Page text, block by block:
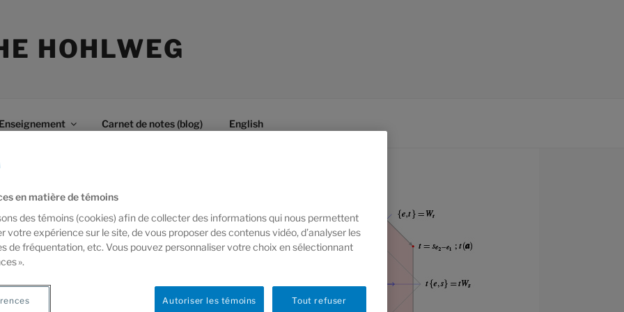
HOHLWEG
Enseignement Carnet de notes (blog) English
en matière de témoins
des témoins (cookies) afin de collecter des informations qui nous permettent
votre expérience sur le site, de vous proposer des contenus vidéo, d’analyser les
de fréquentation, etc. Vous pouvez personnaliser votre choix en sélectionnant
».
Tout refuser
Autoriser les témoins